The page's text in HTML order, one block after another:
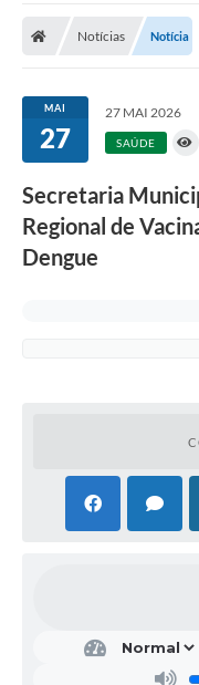
Notícias Notícia
MAI
27
27 MAI 2026
SAÚDE
Secretaria
Regional de
Dengue